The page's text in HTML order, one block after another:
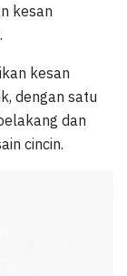
kesan
kesan
dengan satu
dan
cincin.